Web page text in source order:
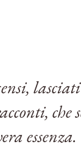
che
essenza.